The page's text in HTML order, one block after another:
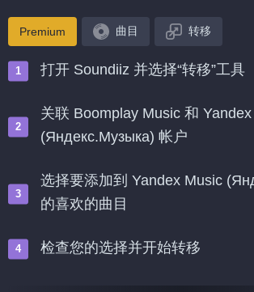
Premium 曲目 转移
打开 Soundiiz 并选择“转移”工具
关联 Boomplay Music 和
(Яндекс.Музыка) 帐户
选择要添加到 Yandex Music
的喜欢的曲目
检查您的选择并开始转移